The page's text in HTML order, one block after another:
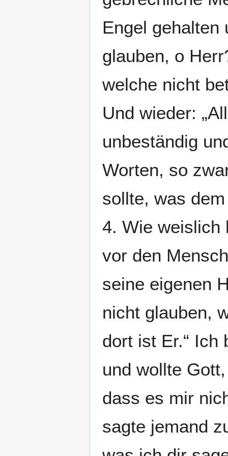
Engel gehalten
glauben, o
welche nicht
Und wieder:
unbeständig
Worten, so
sollte, was
4. Wie weislich
vor den
seine eigenen
nicht glauben,
dort ist Er.“ Ich
und wollte
dass es mir
sagte jemand